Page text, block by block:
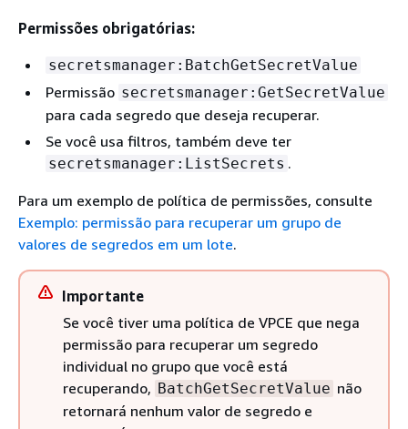
Permissões obrigatórias:
secretsmanager:BatchGetSecretValue
Permissão secretsmanager:GetSecretValue
para cada segredo que deseja recuperar.
Se você usa filtros, também deve ter
secretsmanager:ListSecrets .
Para um exemplo de política de permissões, consulte
Exemplo: permissão para recuperar um grupo de
valores de segredos em um lote.
Importante
Se você tiver uma política de VPCE que nega
permissão para recuperar um segredo
individual no grupo que você está
recuperando, BatchGetSecretValue não
retornará nenhum valor de segredo e